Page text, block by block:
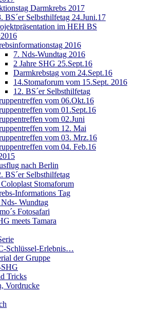
Darmkrebs 2017
BS´er Selbsthilfetag 24.Juni.17
im HEH BS
2016
7. Nds-Wundtag 2016
2 Jahre SHG 25.Sept.16
Darmkrebstag vom 24.Sept.16
14.Stomaforum vom 15.Sept. 2016
12. BS´er Selbsthilfetag
vom 06.Okt.16
vom 01.Sept.16
vom 02.Juni
vom 12. Mai
vom 03. Mrz.16
vom 04. Feb.16
nach Berlin
BS´er Selbsthilfetag
Coloplast Stomaforum
Informations Tag
Wundtag
Fotosafari
meets Tamara
Schlüssel-Erlebnis…
der Gruppe
SHG
Tricks
Vordrucke